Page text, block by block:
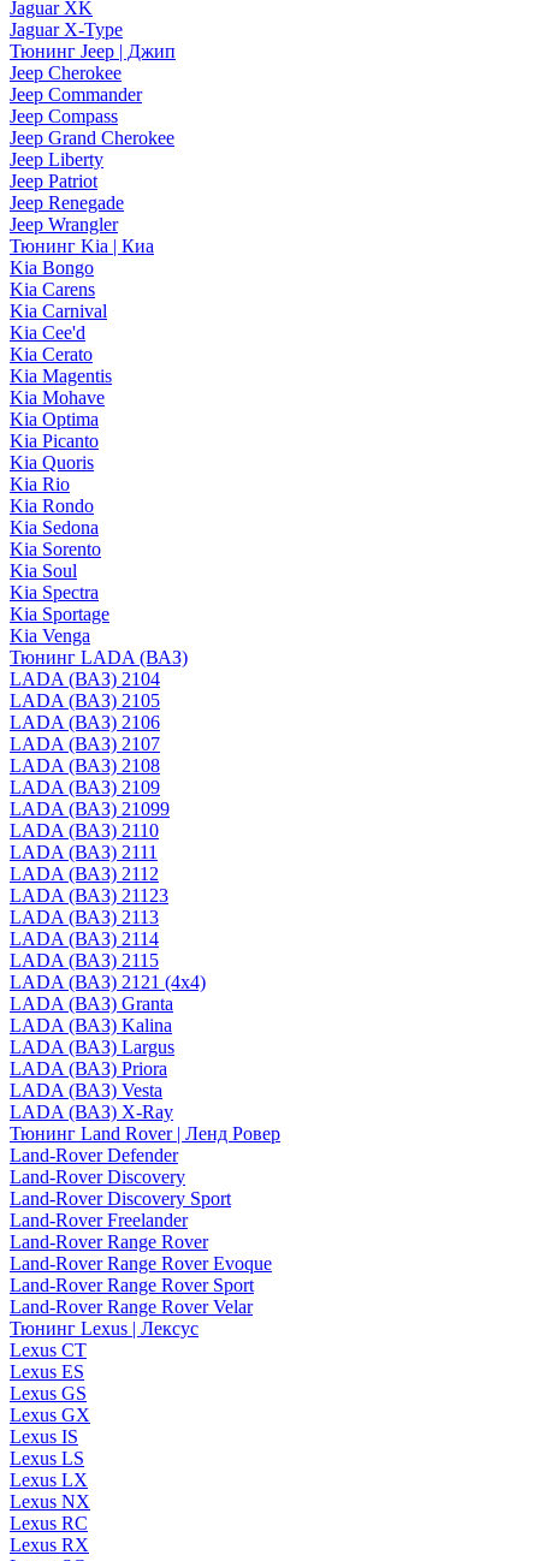
Jaguar XK
Jaguar X-Type
Тюнинг Jeep | Джип
Jeep Cherokee
Jeep Commander
Jeep Compass
Jeep Grand Cherokee
Jeep Liberty
Jeep Patriot
Jeep Renegade
Jeep Wrangler
Тюнинг Kia | Киа
Kia Bongo
Kia Carens
Kia Carnival
Kia Cee'd
Kia Cerato
Kia Magentis
Kia Mohave
Kia Optima
Kia Picanto
Kia Quoris
Kia Rio
Kia Rondo
Kia Sedona
Kia Sorento
Kia Soul
Kia Spectra
Kia Sportage
Kia Venga
Тюнинг LADA (ВАЗ)
LADA (ВАЗ) 2104
LADA (ВАЗ) 2105
LADA (ВАЗ) 2106
LADA (ВАЗ) 2107
LADA (ВАЗ) 2108
LADA (ВАЗ) 2109
LADA (ВАЗ) 21099
LADA (ВАЗ) 2110
LADA (ВАЗ) 2111
LADA (ВАЗ) 2112
LADA (ВАЗ) 21123
LADA (ВАЗ) 2113
LADA (ВАЗ) 2114
LADA (ВАЗ) 2115
LADA (ВАЗ) 2121 (4x4)
LADA (ВАЗ) Granta
LADA (ВАЗ) Kalina
LADA (ВАЗ) Largus
LADA (ВАЗ) Priora
LADA (ВАЗ) Vesta
LADA (ВАЗ) X-Ray
Тюнинг Land Rover | Ленд Ровер
Land-Rover Defender
Land-Rover Discovery
Land-Rover Discovery Sport
Land-Rover Freelander
Land-Rover Range Rover
Land-Rover Range Rover Evoque
Land-Rover Range Rover Sport
Land-Rover Range Rover Velar
Тюнинг Lexus | Лексус
Lexus CT
Lexus ES
Lexus GS
Lexus GX
Lexus IS
Lexus LS
Lexus LX
Lexus NX
Lexus RC
Lexus RX